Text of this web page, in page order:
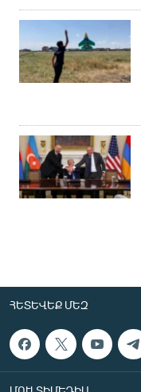
ՀԵՏԵՎԵՔ ՄԵԶ